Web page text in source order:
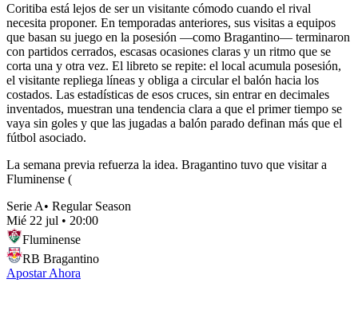
Coritiba está lejos de ser un visitante cómodo cuando el rival
necesita proponer. En temporadas anteriores, sus visitas a equipos
que basan su juego en la posesión —como Bragantino— terminaron
con partidos cerrados, escasas ocasiones claras y un ritmo que se
corta una y otra vez. El libreto se repite: el local acumula posesión,
el visitante repliega líneas y obliga a circular el balón hacia los
costados. Las estadísticas de esos cruces, sin entrar en decimales
inventados, muestran una tendencia clara a que el primer tiempo se
vaya sin goles y que las jugadas a balón parado definan más que el
fútbol asociado.
La semana previa refuerza la idea. Bragantino tuvo que visitar a
Fluminense (
Serie A• Regular Season
Mié 22 jul • 20:00
Fluminense
RB Bragantino
Apostar Ahora